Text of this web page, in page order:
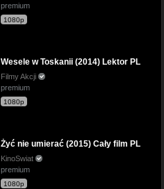
premium
1080p
Wesele w Toskanii (2014) Lektor PL
Filmy Akcji
premium
1080p
Żyć nie umierać (2015) Cały film PL
KinoSwiat
premium
1080p